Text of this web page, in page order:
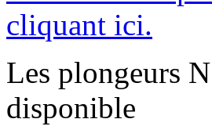
cliquant ici.
Les plongeurs
disponible